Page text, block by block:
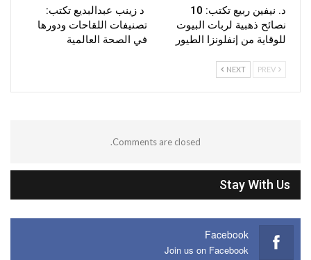
د. نيفين ربيع تكتب: 10
نصائح ذهبية لربات البيوت
للوقاية من إنفلونزا الطيور
د زينب عبدالبديع تكتب:
تصنيفات اللقاحات ودورها
في الصحة العالمية
NEXT
Comments are closed.
Stay With Us
Facebook
Join us on Facebook